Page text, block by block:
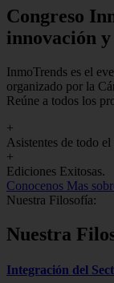
Congreso
innovación
InmoTrends es el
organizado por la
Reúne a todos los
+
Asistentes de todo
+
Ediciones Exitosas.
Conocenos Mas
Nuestra Filosofía:
Nuestra
Integración del